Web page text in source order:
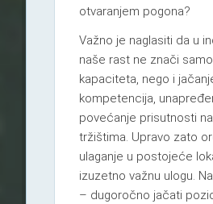
otvaranjem pogona?
Važno je naglasiti da u
naše rast ne znači
kapaciteta, nego i
kompetencija,
povećanje prisutnosti
tržištima. Upravo zato
ulaganje u postojeće
izuzetno važnu ulogu.
– dugoročno jačati